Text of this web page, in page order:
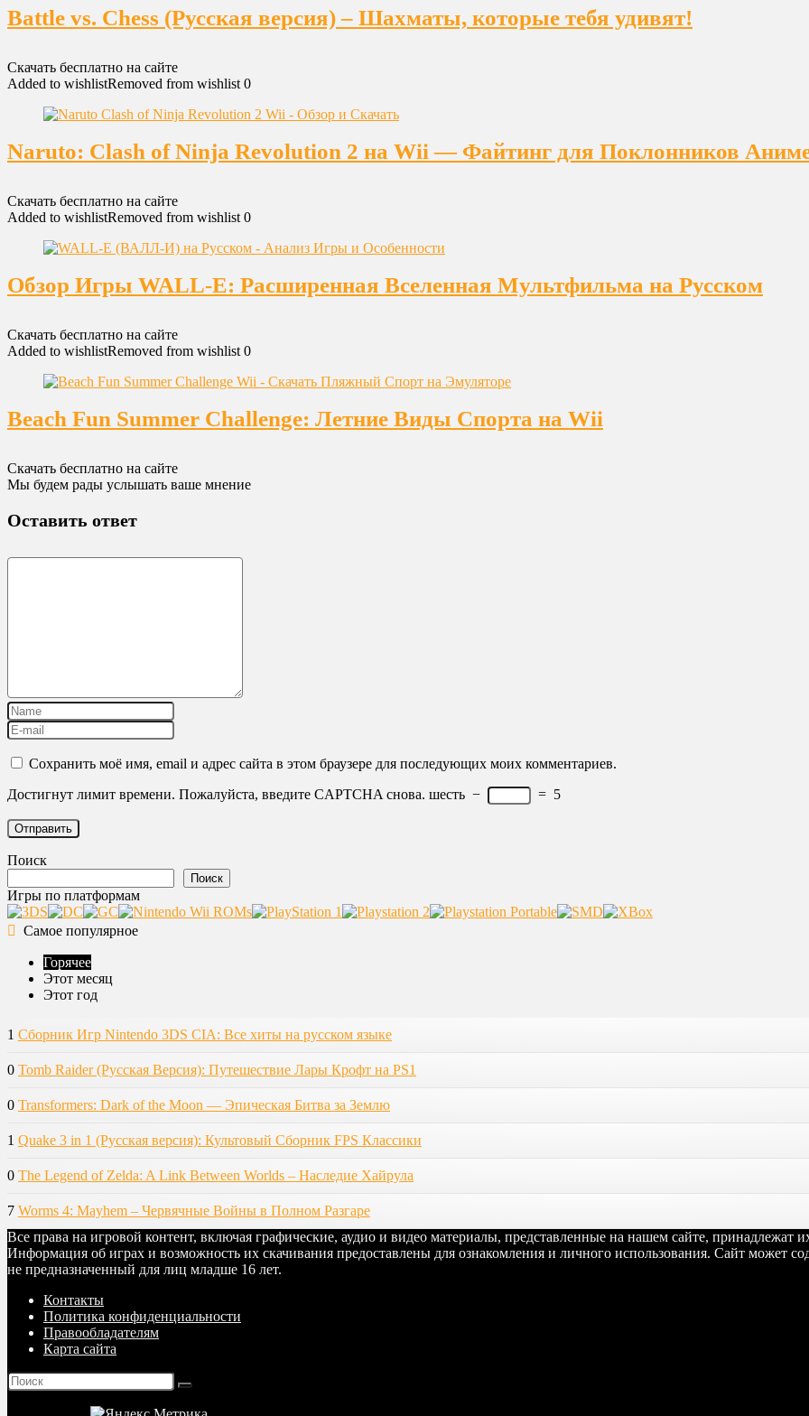
Battle vs. Chess (Русская версия) – Шахматы, которые тебя удивят!
Скачать бесплатно на сайте
Added to wishlistRemoved from wishlist 0
Naruto: Clash of Ninja Revolution 2 на Wii — Файтинг для Поклонников
Скачать бесплатно на сайте
Added to wishlistRemoved from wishlist 0
Обзор Игры WALL-E: Расширенная Вселенная Мультфильма на Русском
Скачать бесплатно на сайте
Added to wishlistRemoved from wishlist 0
Beach Fun Summer Challenge: Летние Виды Спорта на Wii
Скачать бесплатно на сайте
Мы будем рады услышать ваше мнение
Оставить ответ
Сохранить моё имя, email и адрес сайта в этом браузере для последующих моих комментариев.
Достигнут лимит времени. Пожалуйста, введите CAPTCHA снова. шесть − = 5
Поиск
Поиск
Игры по платформам
Самое популярное
Горячее
Этот месяц
Этот год
1 Сборник Игр Nintendo 3DS CIA: Все хиты на русском языке
0 Tomb Raider (Русская Версия): Путешествие Лары Крофт на PS1
0 Transformers: Dark of the Moon — Эпическая Битва за Землю
1 Quake 3 in 1 (Русская версия): Культовый Сборник FPS Классики
0 The Legend of Zelda: A Link Between Worlds – Наследие Хайрула
7 Worms 4: Mayhem – Червячные Войны в Полном Разгаре
Все права на игровой контент, включая графические, аудио и видео материалы, представленные на нашем сайте, принадлежат
Информация об играх и возможность их скачивания предоставлены для ознакомления и личного использования. Сайт может
не предназначенный для лиц младше 16 лет.
Контакты
Политика конфиденциальности
Правообладателям
Карта сайта